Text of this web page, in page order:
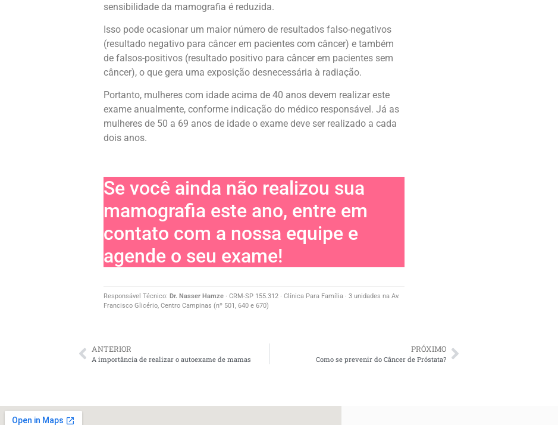
sensibilidade da mamografia é reduzida.
Isso pode ocasionar um maior número de resultados falso-negativos
(resultado negativo para câncer em pacientes com câncer) e também
de falsos-positivos (resultado positivo para câncer em pacientes sem
câncer), o que gera uma exposição desnecessária à radiação.
Portanto, mulheres com idade acima de 40 anos devem realizar este
exame anualmente, conforme indicação do médico responsável. Já as
mulheres de 50 a 69 anos de idade o exame deve ser realizado a cada
dois anos.
Se você ainda não realizou sua
mamografia este ano, entre em
contato com a nossa equipe e
agende o seu exame!
Responsável Técnico: Dr. Nasser Hamze · CRM-SP 155.312 · Clínica Para Família · 3 unidades na Av.
Francisco Glicério, Centro Campinas (nº 501, 640 e 670)
ANTERIOR
A importância de realizar o autoexame de mamas
PRÓXIMO
Como se prevenir do Câncer de Próstata?